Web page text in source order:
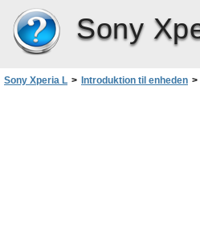
Sony
Sony Xperia L > Introduktion til enheden >